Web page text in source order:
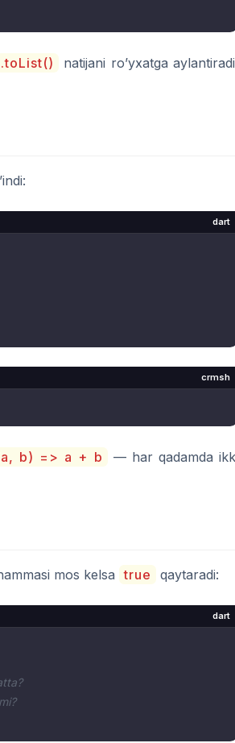
.toList()
natijani ro’yxatga
dart
crmsh
b) => a + b
— har qadamda
mos kelsa true qaytaradi:
dart